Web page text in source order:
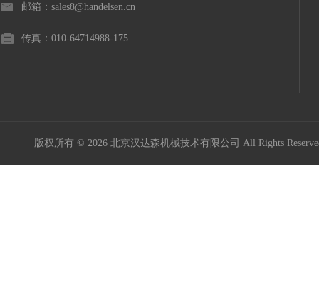
邮箱：sales8@handelsen.cn
传真：010-64714988-175
版权所有 © 2026 北京汉达森机械技术有限公司 All Rights